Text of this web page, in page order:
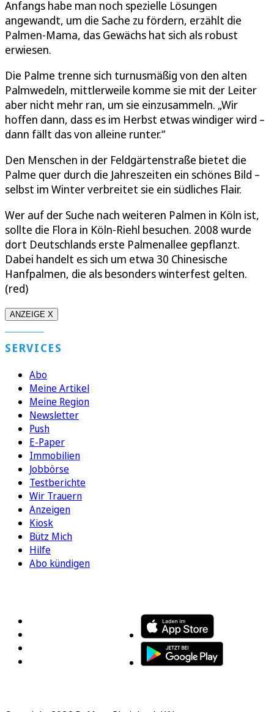
Anfangs habe man noch spezielle Lösungen
angewandt, um die Sache zu fördern, erzählt die
Palmen-Mama, das Gewächs hat sich als robust
erwiesen.
Die Palme trenne sich turnusmäßig von den alten
Palmwedeln, mittlerweile komme sie mit der Leiter
aber nicht mehr ran, um sie einzusammeln. „Wir
hoffen dann, dass es im Herbst etwas windiger wird –
dann fällt das von alleine runter.“
Den Menschen in der Feldgärtenstraße bietet die
Palme quer durch die Jahreszeiten ein schönes Bild –
selbst im Winter verbreitet sie ein südliches Flair.
Wer auf der Suche nach weiteren Palmen in Köln ist,
sollte die Flora in Köln-Riehl besuchen. 2008 wurde
dort Deutschlands erste Palmenallee gepflanzt.
Dabei handelt es sich um etwa 30 Chinesische
Hanfpalmen, die als besonders winterfest gelten.
(red)
ANZEIGE X
SERVICES
Abo
Meine Artikel
Meine Region
Newsletter
Push
E-Paper
Immobilien
Jobbörse
Testberichte
Wir Trauern
Anzeigen
Kiosk
Bütz Mich
Hilfe
Abo kündigen